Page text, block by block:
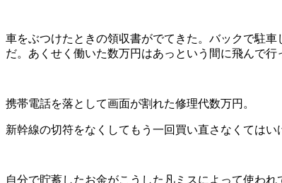
車をぶつけたときの領収書がでてきた。バックで駐
だ。あくせく働いた数万円はあっという間に飛んで行
携帯電話を落として画面が割れた修理代数万円。
新幹線の切符をなくしてもう一回買い直さなくてはい
自分で貯蓄したお金がこうした凡ミスによって使わ